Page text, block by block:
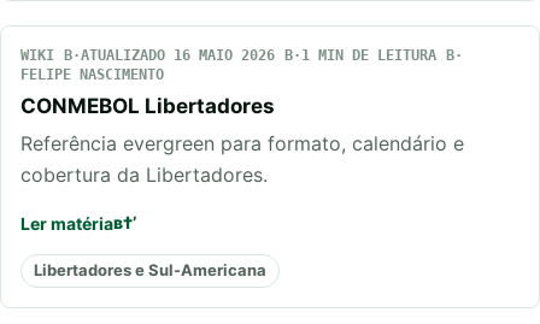
WIKI ATUALIZADO 16 MAIO 2026
1 MIN DE LEITURA
FELIPE NASCIMENTO
CONMEBOL Libertadores
Referência evergreen para formato, calendário e
cobertura da Libertadores.
Ler matéria
Libertadores e Sul-Americana